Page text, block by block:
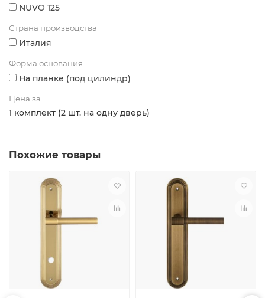
NUVO 125
Страна производства
Италия
Форма основания
На планке (под цилиндр)
Цена за
1 комплект (2 шт. на одну дверь)
Похожие товары